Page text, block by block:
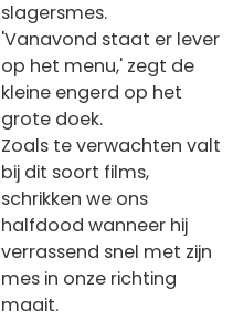
slagersmes.
'Vanavond staat er lever
op het menu,' zegt de
kleine engerd op het
grote doek.
Zoals te verwachten valt
bij dit soort films,
schrikken we ons
halfdood wanneer hij
verrassend snel met zijn
mes in onze richting
maait.